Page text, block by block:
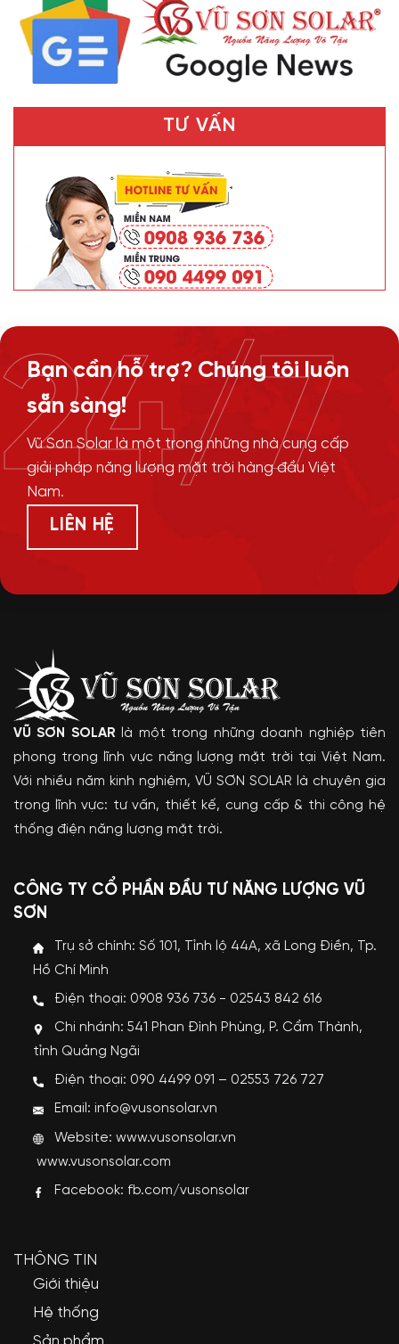
TƯ VẤN
Bạn cần hỗ trợ? Chúng tôi luôn
sẵn sàng!
Vũ Sơn Solar là một trong những nhà cung cấp
giải pháp năng lượng mặt trời hàng đầu Việt
Nam.
LIÊN HỆ
24/7
VŨ SƠN SOLAR là một trong những doanh nghiệp tiên
phong trong lĩnh vực năng lượng mặt trời tại Việt Nam.
Với nhiều năm kinh nghiệm, VŨ SƠN SOLAR là chuyên gia
trong lĩnh vực: tư vấn, thiết kế, cung cấp & thi công hệ
thống điện năng lượng mặt trời.
CÔNG TY CỔ PHẦN ĐẦU TƯ NĂNG LƯỢNG VŨ
SƠN
Trụ sở chính: Số 101, Tỉnh lộ 44A, xã Long Điền, Tp.
Hồ Chí Minh
Điện thoại: 0908 936 736 - 02543 842 616
Chi nhánh: 541 Phan Đình Phùng, P. Cẩm Thành,
tỉnh Quảng Ngãi
Điện thoại: 090 4499 091 – 02553 726 727
Email: info@vusonsolar.vn
Website:www.vusonsolar.vn
www.vusonsolar.com
Facebook: fb.com/vusonsolar
THÔNG TIN
Giới thiệu
Hệ thống